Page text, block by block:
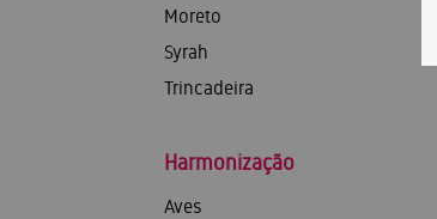
Moreto
Syrah
Trincadeira
Harmonização
Aves